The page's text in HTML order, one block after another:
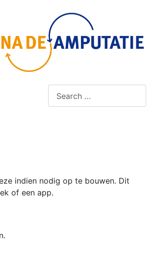
indien nodig op te bouwen. Dit
of een app.